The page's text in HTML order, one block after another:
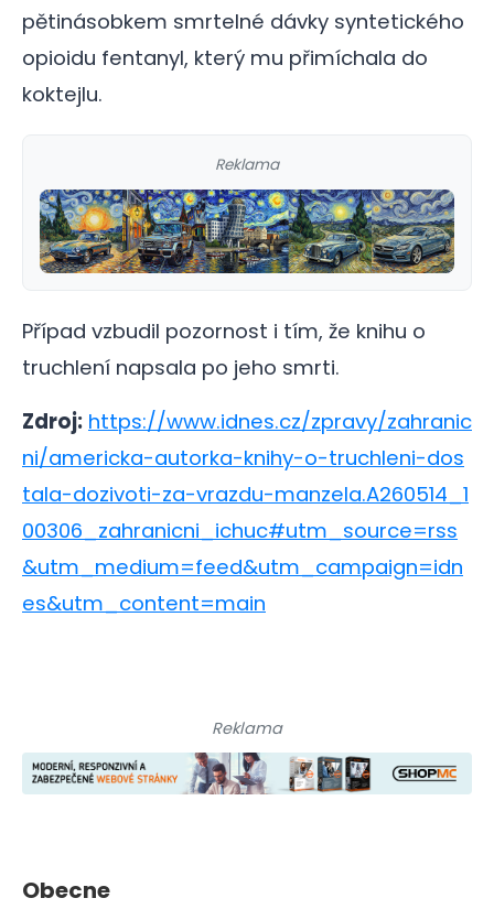
pětinásobkem smrtelné dávky syntetického
opioidu fentanyl, který mu přimíchala do
koktejlu.
Reklama
Případ vzbudil pozornost i tím, že knihu o
truchlení napsala po jeho smrti.
Zdroj: https://www.idnes.cz/zpravy/zahranic
ni/americka-autorka-knihy-o-truchleni-dos
tala-dozivoti-za-vrazdu-manzela.A260514_1
00306_zahranicni_ichuc#utm_source=rss
&utm_medium=feed&utm_campaign=idn
es&utm_content=main
Reklama
Obecne